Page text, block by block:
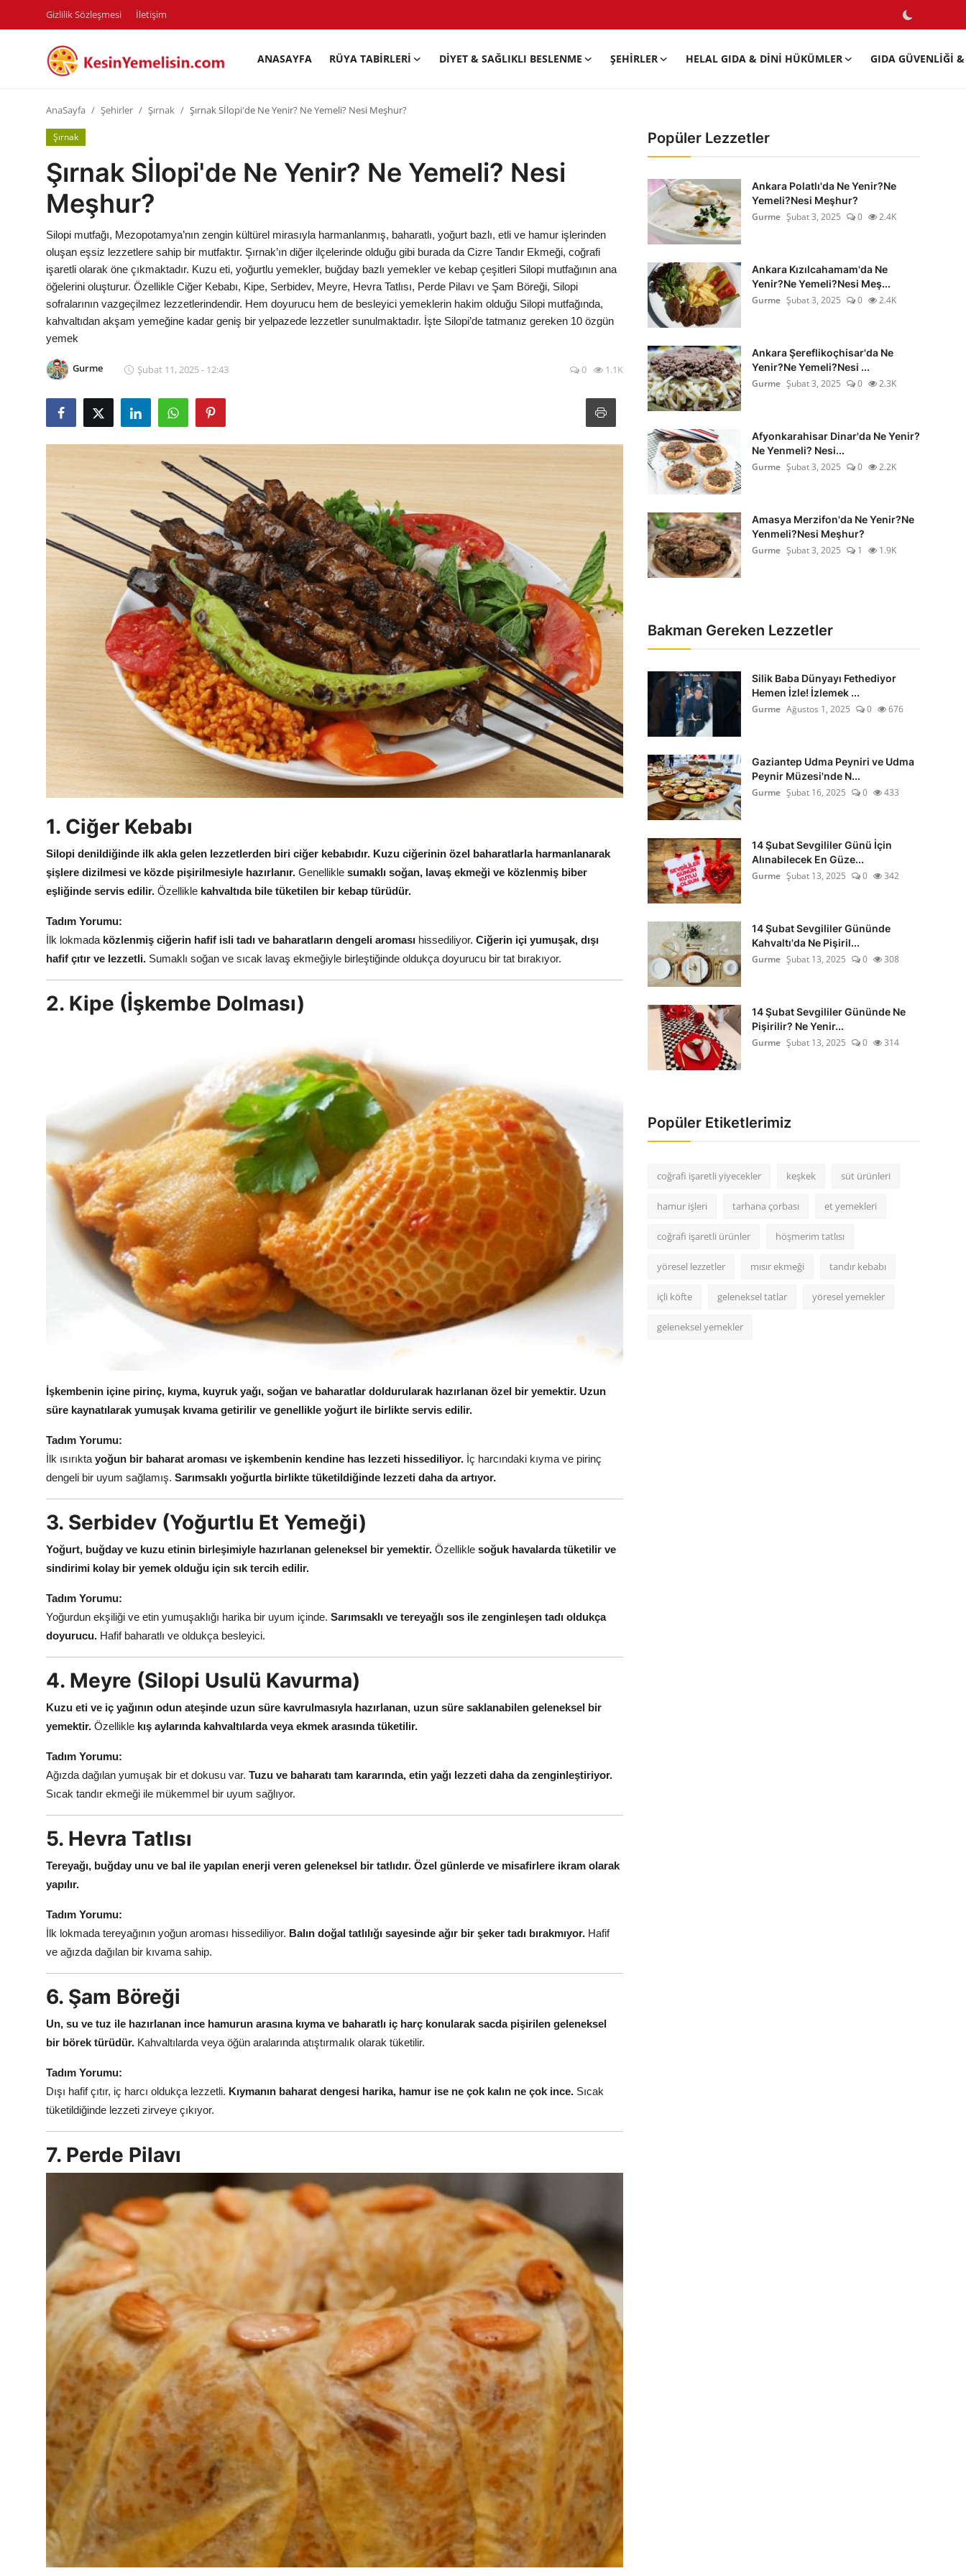
Gizlilik Sözleşmesi İletişim
ANASAYFA RÜYA TABIRLERI DIYET & SAĞLIKLI BESLENME ŞEHIRLER HELAL GIDA & DINI HÜKÜMLER GIDA GÜVENLIĞI
Diyet & Sağlıklı Beslenme
Şehirler
Helal Gıda & Dini Hükümler
Gıda Güvenliği & Bilimi
Kalori & Diyet Rehberi
Mutfak Püf Noktaları & İpuçları
Mekan & Lezzet Rotaları
Yöresel Tarifler & Ev Yemekleri
Gıda Güvenliği & Sağlık
İçecek Kültürü & Rehberleri
Popüler Kültür & Mutfak Tarihi
Mutfak Temizliği & Pratik Bilgiler
Anne & Bebek Beslenmesi
Mutfak Sırları & Teknikler
Gıda Sözlüğü & Nedir?
Yemek Tarifleri & Menüler
AnaSayfa Şehirler Şırnak Şırnak Sİlopi'de Ne Yenir? Ne Yemeli? Nesi Meşhur?
Şırnak
Şırnak Sİlopi'de Ne Yenir? Ne Yemeli? Nesi
Meşhur?
Silopi mutfağı, Mezopotamya’nın zengin kültürel mirasıyla harmanlanmış, baharatlı, yoğurt bazlı, etli ve hamur işlerinden
oluşan eşsiz lezzetlere sahip bir mutfaktır. Şırnak’ın diğer ilçelerinde olduğu gibi burada da Cizre Tandır Ekmeği, coğrafi
işaretli olarak öne çıkmaktadır. Kuzu eti, yoğurtlu yemekler, buğday bazlı yemekler ve kebap çeşitleri Silopi mutfağının ana
öğelerini oluşturur. Özellikle Ciğer Kebabı, Kipe, Serbidev, Meyre, Hevra Tatlısı, Perde Pilavı ve Şam Böreği, Silopi
sofralarının vazgeçilmez lezzetlerindendir. Hem doyurucu hem de besleyici yemeklerin hakim olduğu Silopi mutfağında,
kahvaltıdan akşam yemeğine kadar geniş bir yelpazede lezzetler sunulmaktadır. İşte Silopi’de tatmanız gereken 10 özgün
yemek
Gurme Şubat 11, 2025 - 12:43 0 1.1K
1. Ciğer Kebabı
Silopi denildiğinde ilk akla gelen lezzetlerden biri ciğer kebabıdır. Kuzu ciğerinin özel baharatlarla harmanlanarak
şişlere dizilmesi ve közde pişirilmesiyle hazırlanır. Genellikle sumaklı soğan, lavaş ekmeği ve közlenmiş biber
eşliğinde servis edilir. Özellikle kahvaltıda bile tüketilen bir kebap türüdür.
Tadım Yorumu:
İlk lokmada közlenmiş ciğerin hafif isli tadı ve baharatların dengeli aroması hissediliyor. Ciğerin içi yumuşak, dışı
hafif çıtır ve lezzetli. Sumaklı soğan ve sıcak lavaş ekmeğiyle birleştiğinde oldukça doyurucu bir tat bırakıyor.
2. Kipe (İşkembe Dolması)
İşkembenin içine pirinç, kıyma, kuyruk yağı, soğan ve baharatlar doldurularak hazırlanan özel bir yemektir. Uzun
süre kaynatılarak yumuşak kıvama getirilir ve genellikle yoğurt ile birlikte servis edilir.
Tadım Yorumu:
İlk ısırıkta yoğun bir baharat aroması ve işkembenin kendine has lezzeti hissediliyor. İç harcındaki kıyma ve pirinç
dengeli bir uyum sağlamış. Sarımsaklı yoğurtla birlikte tüketildiğinde lezzeti daha da artıyor.
3. Serbidev (Yoğurtlu Et Yemeği)
Yoğurt, buğday ve kuzu etinin birleşimiyle hazırlanan geleneksel bir yemektir. Özellikle soğuk havalarda tüketilir ve
sindirimi kolay bir yemek olduğu için sık tercih edilir.
Tadım Yorumu:
Yoğurdun ekşiliği ve etin yumuşaklığı harika bir uyum içinde. Sarımsaklı ve tereyağlı sos ile zenginleşen tadı oldukça
doyurucu. Hafif baharatlı ve oldukça besleyici.
4. Meyre (Silopi Usulü Kavurma)
Kuzu eti ve iç yağının odun ateşinde uzun süre kavrulmasıyla hazırlanan, uzun süre saklanabilen geleneksel bir
yemektir. Özellikle kış aylarında kahvaltılarda veya ekmek arasında tüketilir.
Tadım Yorumu:
Ağızda dağılan yumuşak bir et dokusu var. Tuzu ve baharatı tam kararında, etin yağı lezzeti daha da zenginleştiriyor.
Sıcak tandır ekmeği ile mükemmel bir uyum sağlıyor.
5. Hevra Tatlısı
Tereyağı, buğday unu ve bal ile yapılan enerji veren geleneksel bir tatlıdır. Özel günlerde ve misafirlere ikram olarak
yapılır.
Tadım Yorumu:
İlk lokmada tereyağının yoğun aroması hissediliyor. Balın doğal tatlılığı sayesinde ağır bir şeker tadı bırakmıyor. Hafif
ve ağızda dağılan bir kıvama sahip.
6. Şam Böreği
Un, su ve tuz ile hazırlanan ince hamurun arasına kıyma ve baharatlı iç harç konularak sacda pişirilen geleneksel
bir börek türüdür. Kahvaltılarda veya öğün aralarında atıştırmalık olarak tüketilir.
Tadım Yorumu:
Dışı hafif çıtır, iç harcı oldukça lezzetli. Kıymanın baharat dengesi harika, hamur ise ne çok kalın ne çok ince. Sıcak
tüketildiğinde lezzeti zirveye çıkıyor.
7. Perde Pilavı
Popüler Lezzetler
Ankara Polatlı'da Ne Yenir?Ne
Yemeli?Nesi Meşhur?
Gurme Şubat 3, 2025 0 2.4K
Ankara Kızılcahamam'da Ne
Yenir?Ne Yemeli?Nesi Meş...
Gurme Şubat 3, 2025 0 2.4K
Ankara Şereflikoçhisar'da Ne
Yenir?Ne Yemeli?Nesi ...
Gurme Şubat 3, 2025 0 2.3K
Afyonkarahisar Dinar'da Ne Yenir?
Ne Yenmeli? Nesi...
Gurme Şubat 3, 2025 0 2.2K
Amasya Merzifon'da Ne Yenir?Ne
Yenmeli?Nesi Meşhur?
Gurme Şubat 3, 2025 1 1.9K
Bakman Gereken Lezzetler
Silik Baba Dünyayı Fethediyor
Hemen İzle! İzlemek ...
Gurme Ağustos 1, 2025 0 676
Gaziantep Udma Peyniri ve Udma
Peynir Müzesi'nde N...
Gurme Şubat 16, 2025 0 433
14 Şubat Sevgililer Günü İçin
Alınabilecek En Güze...
Gurme Şubat 13, 2025 0 342
14 Şubat Sevgililer Gününde
Kahvaltı'da Ne Pişiril...
Gurme Şubat 13, 2025 0 308
14 Şubat Sevgililer Gününde Ne
Pişirilir? Ne Yenir...
Gurme Şubat 13, 2025 0 314
Popüler Etiketlerimiz
coğrafi işaretli yiyecekler keşkek süt ürünleri
hamur işleri tarhana çorbası et yemekleri
coğrafi işaretli ürünler höşmerim tatlısı
yöresel lezzetler mısır ekmeği tandır kebabı
içli köfte geleneksel tatlar yöresel yemekler
geleneksel yemekler